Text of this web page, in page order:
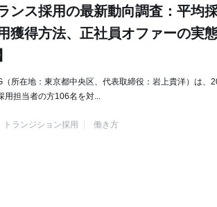
ンス採用の最新動向調査：平均
獲得方法、正社員オファーの実
（所在地：東京都中央区、代表取締役：岩上貴洋）は、
用担当者の方106名を対...
トランジション採用
働き方